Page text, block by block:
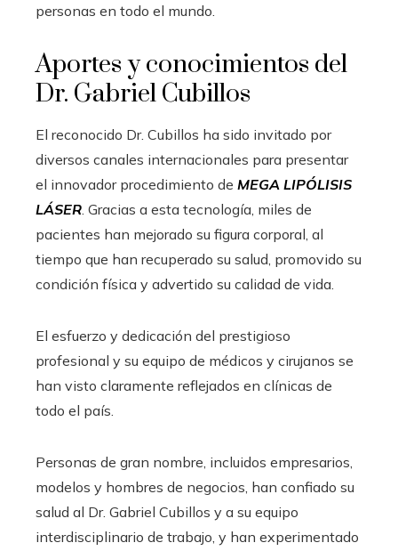
personas en todo el mundo.
Aportes y conocimientos del
Dr. Gabriel Cubillos
El reconocido Dr. Cubillos ha sido invitado por
diversos canales internacionales para presentar
el innovador procedimiento de MEGA LIPÓLISIS
LÁSER . Gracias a esta tecnología, miles de
pacientes han mejorado su figura corporal, al
tiempo que han recuperado su salud, promovido su
condición física y advertido su calidad de vida.
El esfuerzo y dedicación del prestigioso
profesional y su equipo de médicos y cirujanos se
han visto claramente reflejados en clínicas de
todo el país.
Personas de gran nombre, incluidos empresarios,
modelos y hombres de negocios, han confiado su
salud al Dr. Gabriel Cubillos y a su equipo
interdisciplinario de trabajo, y han experimentado